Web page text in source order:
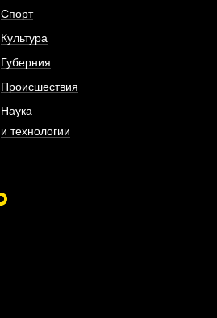
Спорт
Культура
Губерния
Происшествия
Наука
и технологии